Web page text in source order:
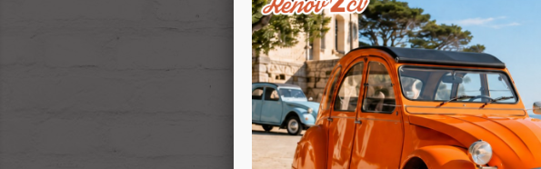
Cosse Non Isolee
Démarreur Ou Coupe
25²
Ref :001670
3,14 €
Prix public :2,67
Prix clubRenov 2cv:
Aperçu